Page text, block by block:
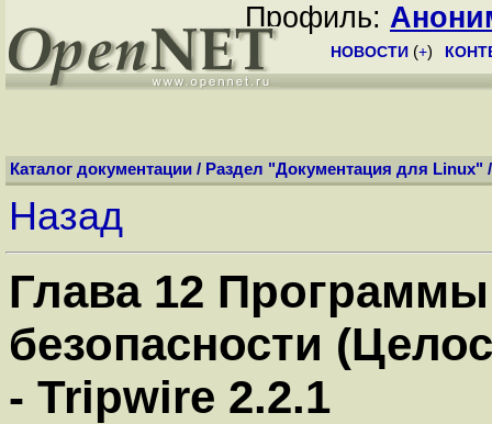
Профиль:
НОВОСТИ (+)
Каталог документации / Раздел "Документация для Linux"
Назад
Глава 12
безопасности
- Tripwire 2.2.1